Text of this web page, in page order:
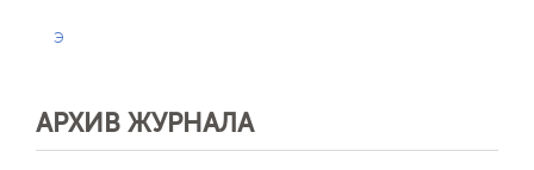
Э
АРХИВ ЖУРНАЛА